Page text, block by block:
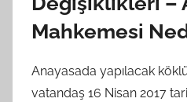
Mahkemesi
Anayasada yapılacak
vatandaş 16 Nisan 2017